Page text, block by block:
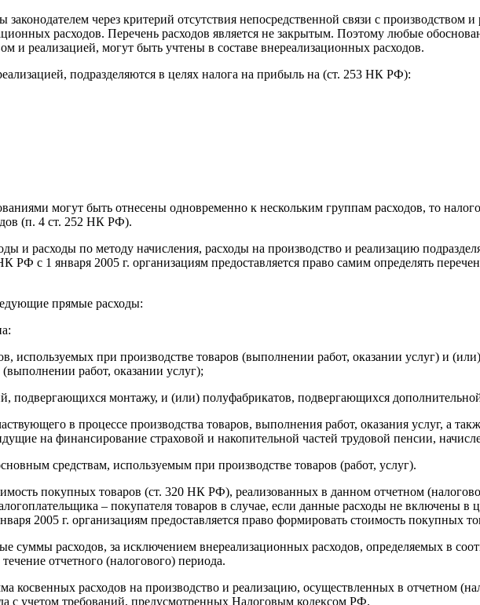
через критерий отсутствия непосредственной связи с производством
расходов. Перечень расходов является не закрытым. Поэтому любые
и реализацией, могут быть учтены в составе внереализационных расходов.
подразделяются в целях налога на прибыль на (ст. 253 НК РФ):
могут быть отнесены одновременно к нескольким группам расходов, то
(п. 4 ст. 252 НК РФ).
и расходы по методу начисления, расходы на производство и реализацию
РФ с 1 января 2005 г. организациям предоставляется право самим определять
прямые расходы:
используемых при производстве товаров (выполнении работ, оказании услуг) и
работ, оказании услуг);
подвергающихся монтажу, и (или) полуфабрикатов, подвергающихся
в процессе производства товаров, выполнения работ, оказания услуг, а
на финансирование страховой и накопительной частей трудовой пенсии,
средствам, используемым при производстве товаров (работ, услуг).
покупных товаров (ст. 320 НК РФ), реализованных в данном отчетном
– покупателя товаров в случае, если данные расходы не включены в
2005 г. организациям предоставляется право формировать стоимость покупных
суммы расходов, за исключением внереализационных расходов, определяемых в
отчетного (налогового) периода.
косвенных расходов на производство и реализацию, осуществленных в отчетном
с учетом требований, предусмотренных Налоговым кодексом РФ.